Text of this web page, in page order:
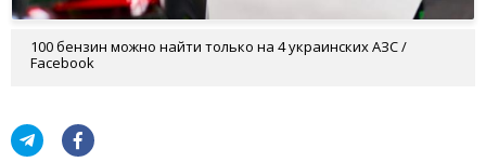
100 бензин можно найти только на 4 украинских АЗС /
Facebook